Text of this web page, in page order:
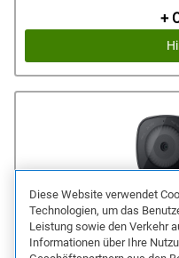
Preis+
Diese Website verwendet
Technologien, um das
Leistung sowie den Verkehr
Informationen über Ihre